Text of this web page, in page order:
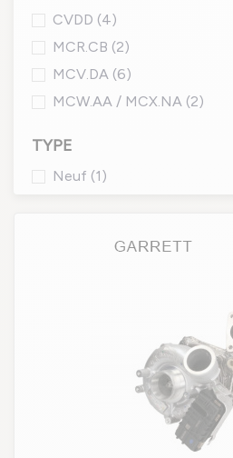
CVDD (4)
MCR.CB (2)
MCV.DA (6)
MCW.AA / MCX.NA (2)
TYPE
Neuf (1)